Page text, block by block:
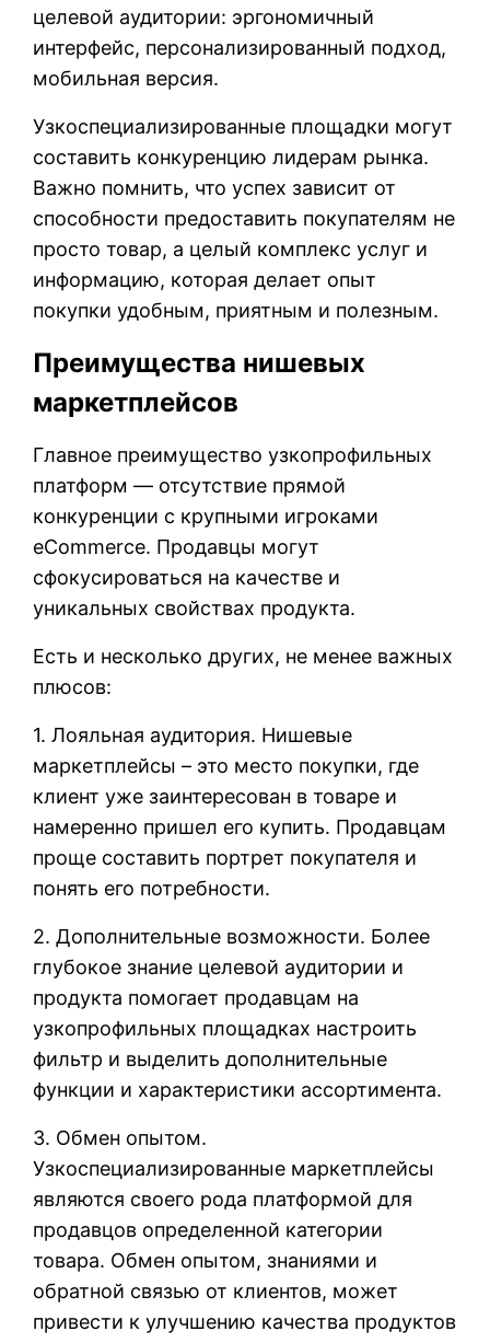
целевой аудитории: эргономичный
интерфейс, персонализированный подход,
мобильная версия.
Узкоспециализированные площадки могут
составить конкуренцию лидерам рынка.
Важно помнить, что успех зависит от
способности предоставить покупателям не
просто товар, а целый комплекс услуг и
информацию, которая делает опыт
покупки удобным, приятным и полезным.
Преимущества нишевых
маркетплейсов
Главное преимущество узкопрофильных
платформ — отсутствие прямой
конкуренции с крупными игроками
eCommerce. Продавцы могут
сфокусироваться на качестве и
уникальных свойствах продукта.
Есть и несколько других, не менее важных
плюсов:
1. Лояльная аудитория. Нишевые
маркетплейсы – это место покупки, где
клиент уже заинтересован в товаре и
намеренно пришел его купить. Продавцам
проще составить портрет покупателя и
понять его потребности.
2. Дополнительные возможности. Более
глубокое знание целевой аудитории и
продукта помогает продавцам на
узкопрофильных площадках настроить
фильтр и выделить дополнительные
функции и характеристики ассортимента.
3. Обмен опытом.
Узкоспециализированные маркетплейсы
являются своего рода платформой для
продавцов определенной категории
товара. Обмен опытом, знаниями и
обратной связью от клиентов, может
привести к улучшению качества продуктов